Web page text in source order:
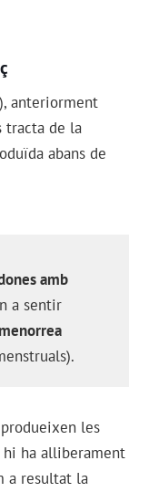
anteriorment
tracta de la
abans de
amb
a sentir
les
hi ha alliberament
a resultat la